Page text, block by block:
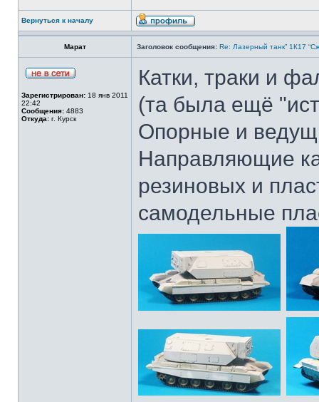
Вернуться к началу
Марат Заголовок сообщения: Re: Лазерный танк” 1К17
Зарегистрирован: 18 янв 2011
22:42
Сообщения: 4883
Откуда: г. Курск
Катки, траки и
(та была ещё
Опорные и
Направляющие
резиновых и
самодельные